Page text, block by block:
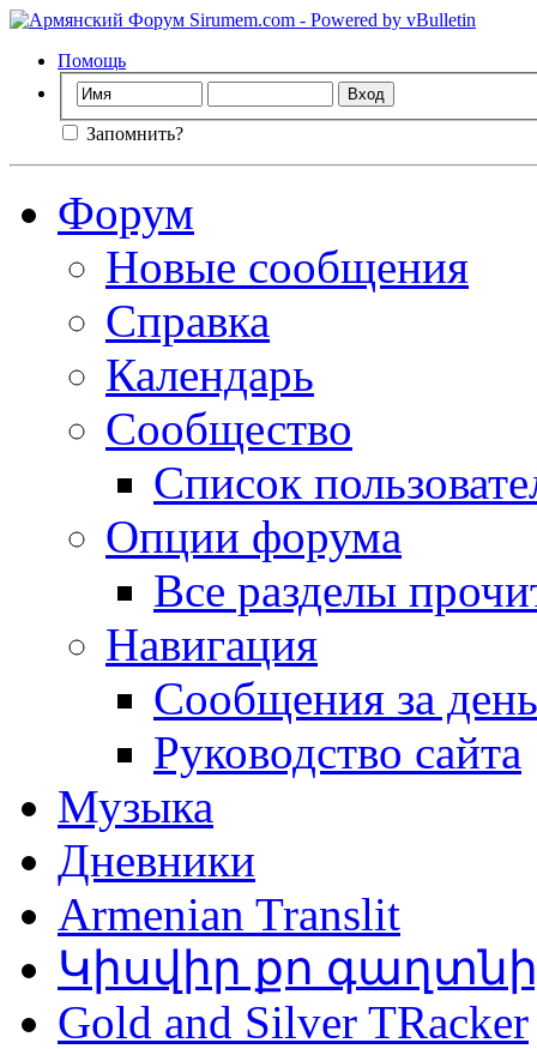
Помощь
Запомнить?
Форум
Новые сообщения
Справка
Календарь
Сообщество
Список
Опции форума
Все разделы
Навигация
Сообщения за день
Руководство сайта
Музыка
Дневники
Armenian Translit
Կիսվիր քո
Gold and Silver TRacker